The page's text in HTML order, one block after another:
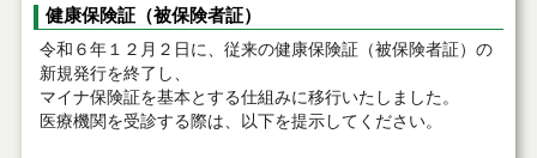
健康保険証（被保険者証）
令和６年１２月２日に、従来の健康保険証（被保険者証）の
新規発行を終了し、
マイナ保険証を基本とする仕組みに移行いたしました。
医療機関を受診する際は、以下を提示してください。